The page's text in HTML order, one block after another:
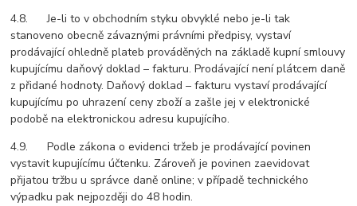
4.8. Je-li to v obchodním styku obvyklé nebo je-li tak
stanoveno obecně závaznými právními předpisy, vystaví
prodávající ohledně plateb prováděných na základě kupní smlouvy
kupujícímu daňový doklad – fakturu. Prodávající neníplátcem daně
z přidané hodnoty. Daňový doklad – fakturu vystaví prodávající
kupujícímu po uhrazení ceny zboží a zašle jej v elektronické
podobě na elektronickou adresu kupujícího.
4.9. Podle zákona o evidenci tržeb je prodávající povinen
vystavit kupujícímu účtenku. Zároveň je povinen zaevidovat
přijatou tržbu u správce daně online; v případě technického
výpadku pak nejpozději do 48 hodin.